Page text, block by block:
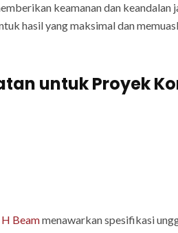
keamanan dan keandalan
hasil yang maksimal dan
untuk Proyek
Beammenawarkan spesifikasi